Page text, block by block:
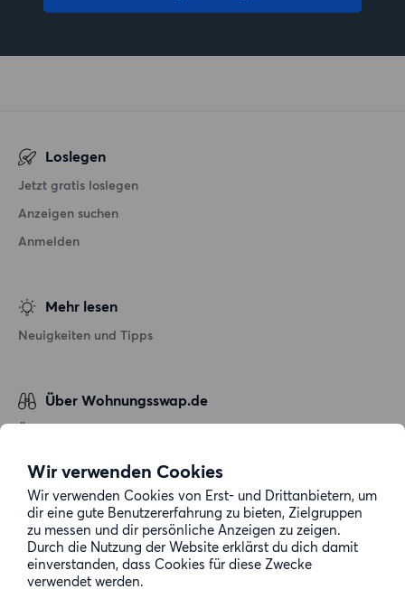
Wir verwenden Cookies
Wir verwenden Cookies von Erst- und Drittanbietern, um
dir eine gute Benutzererfahrung zu bieten, Zielgruppen
zu messen und dir persönliche Anzeigen zu zeigen.
Durch die Nutzung der Website erklärst du dich damit
einverstanden, dass Cookies für diese Zwecke
verwendet werden.
Loslegen
Jetzt gratis loslegen
Anzeigen suchen
Anmelden
Mehr lesen
Neuigkeiten und Tipps
Über Wohnungsswap.de
Über uns
Datenschutz
Cookie-Richtlinie
Sitemap